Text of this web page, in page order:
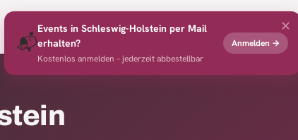
✕
📬
Events in Schleswig-Holstein per Mail
erhalten?
Kostenlos anmelden – jederzeit abbestellbar
Anmelden →
EventsProfi-RennenVeranstalterNews